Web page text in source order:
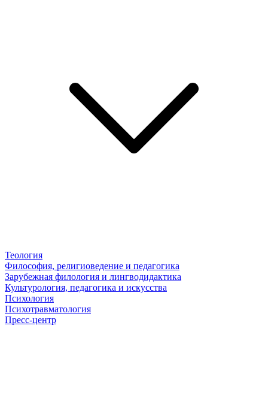
Теология
Философия, религиоведение и педагогика
Зарубежная филология и лингводидактика
Культурология, педагогика и искусства
Психология
Психотравматология
Пресс-центр